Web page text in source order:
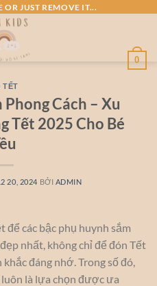
JUST REMOVE IT...
0
TẾT
Cách – Xu
Tết 2025 Cho Bé
20, 2024 BỞI ADMIN
để các bậc phụ huynh sắm
nhất, không chỉ để đón Tết
đáng nhớ. Trong số đó,
luôn là lựa chọn được ưa